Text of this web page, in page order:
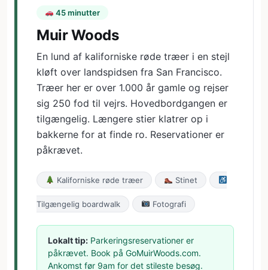
45 minutter
Muir Woods
En lund af kaliforniske røde træer i en stejl
kløft over landspidsen fra San Francisco.
Træer her er over 1.000 år gamle og rejser
sig 250 fod til vejrs. Hovedbordgangen er
tilgængelig. Længere stier klatrer op i
bakkerne for at finde ro. Reservationer er
påkrævet.
Kaliforniske røde træer Stinet
Tilgængelig boardwalk Fotografi
Lokalt tip: Parkeringsreservationer er
påkrævet. Book på GoMuirWoods.com.
Ankomst før 9am for det stileste besøg.